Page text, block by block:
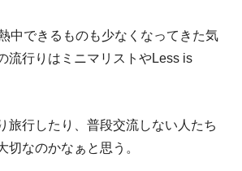
中できるものも少なくなってきた気
流行りはミニマリストやLess is
旅行したり、普段交流しない人たち
切なのかなぁと思う。